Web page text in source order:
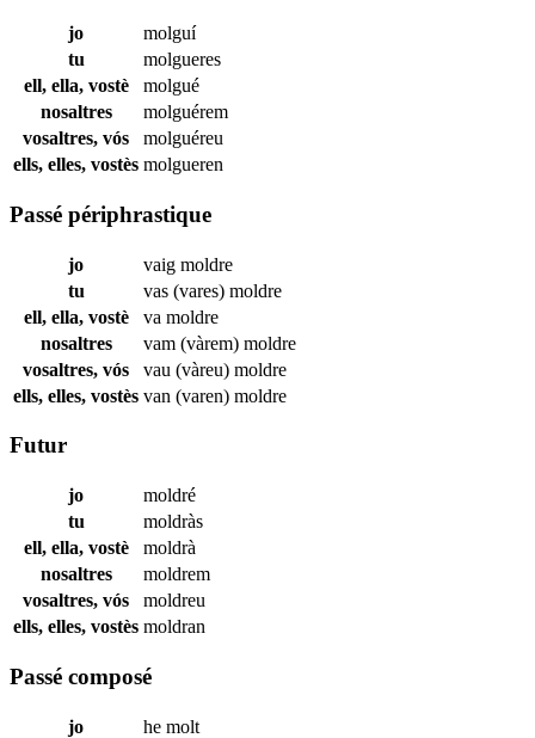
jo
molguí
tu
molgueres
ell, ella, vostè
molgué
nosaltres
molguérem
vosaltres, vós
molguéreu
ells, elles, vostès molgueren
Passé périphrastique
jo vaig moldre
tu
vas (vares) moldre
ell, ella, vostè
va moldre
nosaltres
vam (vàrem) moldre
vosaltres, vós
vau (vàreu) moldre
ells, elles, vostès van (varen) moldre
Futur
jo
moldré
tu
moldràs
ell, ella, vostè
moldrà
nosaltres
moldrem
vosaltres, vós
moldreu
ells, elles, vostès moldran
Passé composé
jo he molt